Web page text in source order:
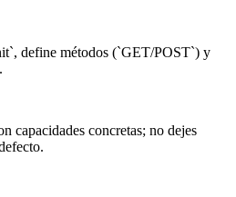
define métodos (`GET/POST`) y
capacidades concretas; no dejes